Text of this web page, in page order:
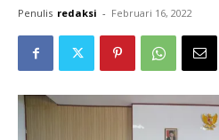
Penulis redaksi - Februari 16, 2022